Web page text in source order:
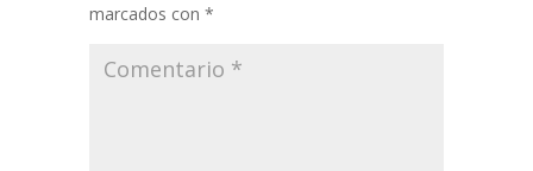
marcados con *